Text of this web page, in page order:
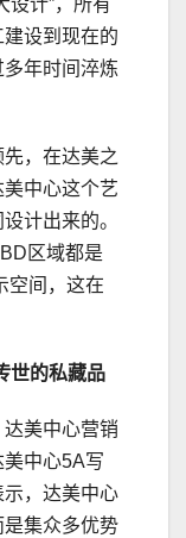
设计”，所有
设到现在的
年时间淬炼
，在达美之
中心这个艺
计出来的。
区域都是
空间，这在
世的私藏品
美中心营销
中心5A写
，达美中心
集众多优势